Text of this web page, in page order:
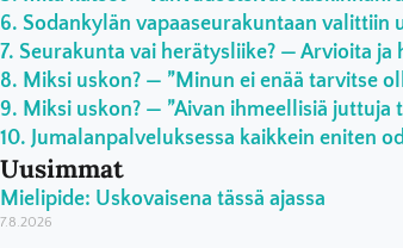
Sodankylän vapaaseurakuntaan valittiin
Seurakunta vai herätysliike? — Arvioita
Miksi uskon? — ”Minun ei enää tarvitse
Miksi uskon? — ”Aivan ihmeellisiä juttuja
Jumalanpalveluksessa kaikkein eniten
Uusimmat
Mielipide: Uskovaisena tässä ajassa
7.8.2026